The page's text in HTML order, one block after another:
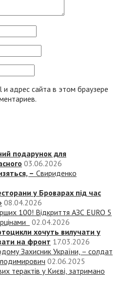
адрес сайта в этом браузере
подарунок для
03.06.2026
– Свириденко
у Броварах під час
08.04.2026
100! Відкриття АЗС EURO 5
02.04.2026
хочуть вилучати у
на фронт 17.03.2026
Захисник України, – солдат
02.06.2025
терактів у Києві, затримано